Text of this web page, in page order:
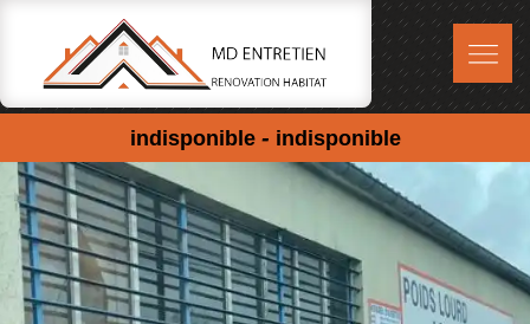
indisponible - indisponible